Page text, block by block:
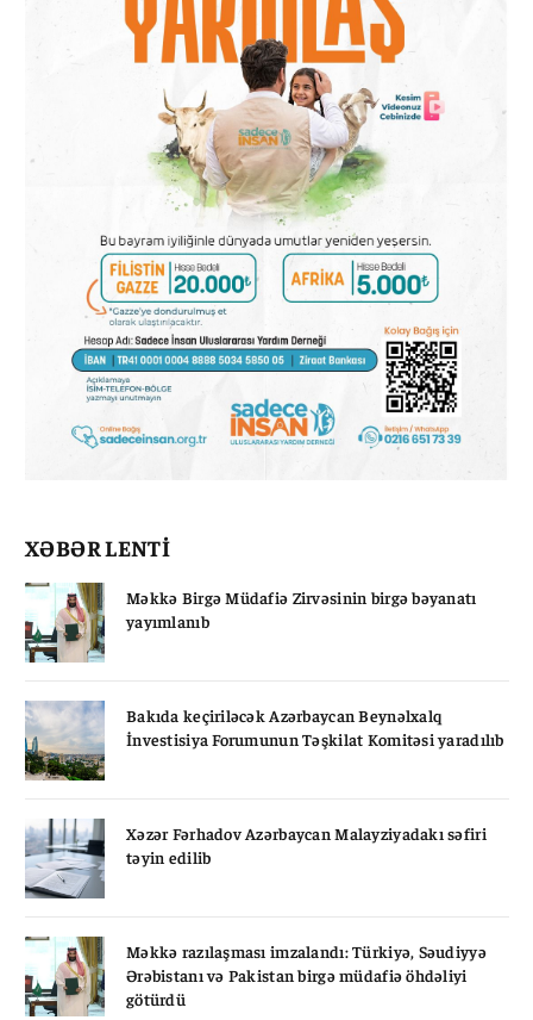
XƏBƏR LENTİ
Məkkə Birgə Müdafiə Zirvəsinin birgə bəyanatı
yayımlanıb
Bakıda keçiriləcək Azərbaycan Beynəlxalq
İnvestisiya Forumunun Təşkilat Komitəsi yaradılıb
Xəzər Fərhadov Azərbaycan Malayziyadakı səfiri
təyin edilib
Məkkə razılaşması imzalandı: Türkiyə, Səudiyyə
Ərəbistanı və Pakistan birgə müdafiə öhdəliyi
götürdü